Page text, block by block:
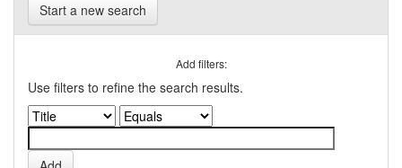
Start a new search
Add filters:
Use filters to refine the search results.